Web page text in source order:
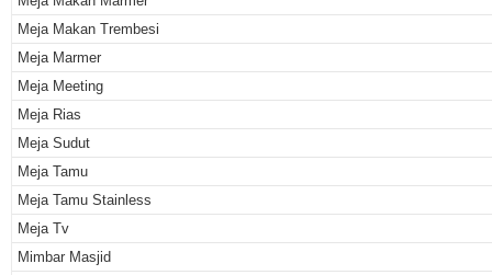
Meja Makan Trembesi
Meja Marmer
Meja Meeting
Meja Rias
Meja Sudut
Meja Tamu
Meja Tamu Stainless
Meja Tv
Mimbar Masjid